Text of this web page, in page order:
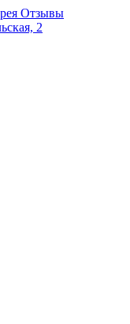
Отзывы
2